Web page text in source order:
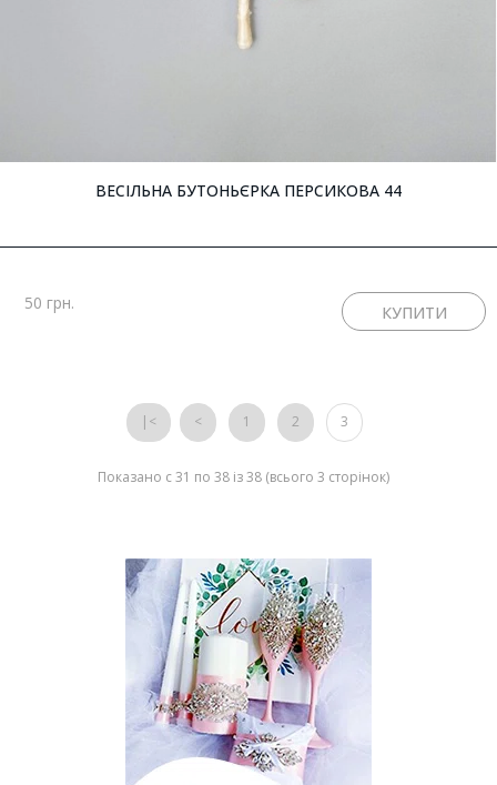
ВЕСІЛЬНА БУТОНЬЄРКА ПЕРСИКОВА 44
50 грн.
|< < 1 2 3
Показано с 31 по 38 із 38 (всього 3 сторінок)